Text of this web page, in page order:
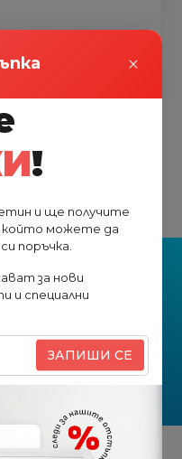
запиши се
×
!
и ще получите
който можете да
поръчка.
за нови
и специални
ЗАПИШИ СЕ